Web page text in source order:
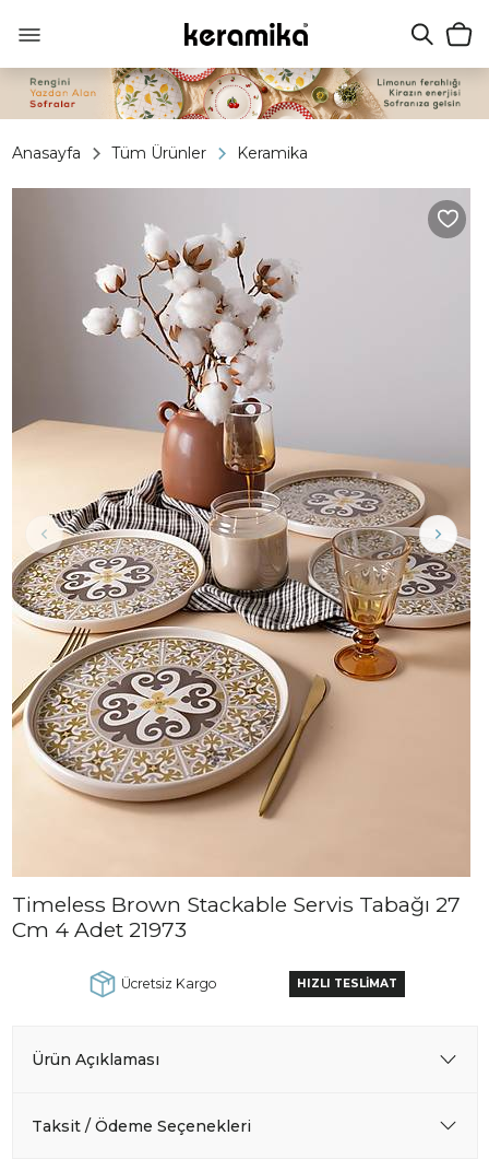
Anasayfa Tüm Ürünler Keramika
Timeless Brown Stackable Servis Tabağı 27
Cm 4 Adet 21973
Ücretsiz Kargo HIZLI TESLİMAT
Ürün Açıklaması
Taksit / Ödeme Seçenekleri